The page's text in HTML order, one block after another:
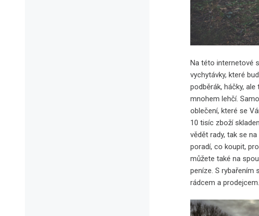
Na této internetové
vychytávky, které
podběrák, háčky, ale
mnohem lehčí.
oblečení, které se
10 tisíc zboží
vědět rady, tak se
poradí, co koupit,
můžete také na
peníze. S rybařením
rádcem a prodejcem.